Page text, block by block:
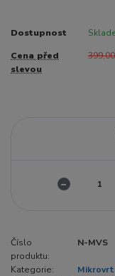
Dostupnost
Cena před
slevou
Číslo
produktu:
N-MVS
Kategorie: